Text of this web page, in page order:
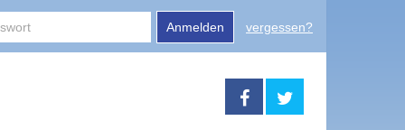
Anmelden vergessen?